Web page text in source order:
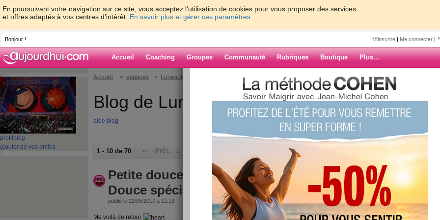
En poursuivant votre navigation sur ce site, vous acceptez l'utilisation de cookies pour vous proposer des services
et offres adaptés à vos centres d'intérêt. En savoir plus et gérer ces paramètres.
Bonjour ! M'inscrire | Me connecter |
Accueil Coaching Groupes Communauté Rubriques Boutique Plus...
profil blog
ajouter de vos amies
Accueil > espaces > Lunesoleil23
Blog de Lunesoleil23
aide blog
1 - 10 de 70 « ‹ Préc. 1
Petite douceur avec l'Harissa
Douce spécialité Tunisienne
publié le 22/05/2017 à 12:13
Me voilà de retour
ARCHIVES